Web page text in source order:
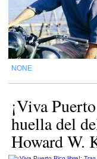
NONE
¡Viva
huella del
Howard W.